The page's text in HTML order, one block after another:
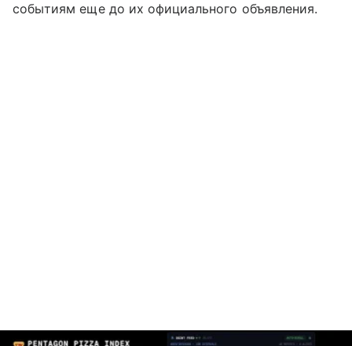
событиям еще до их официального объявления.